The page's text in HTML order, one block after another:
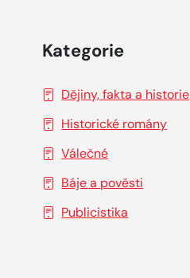
Kategorie
Dějiny, fakta a historie
Historické romány
Válečné
Báje a pověsti
Publicistika